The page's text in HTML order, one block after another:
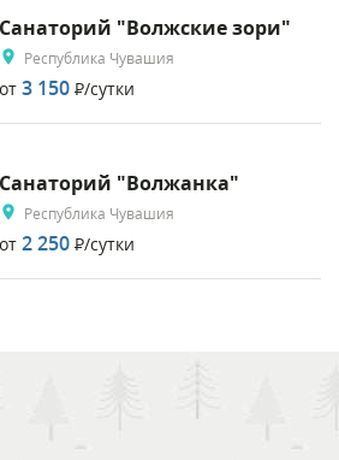
Санаторий "Волжские зори"
Республика Чувашия
от 3 150 Р/сутки
Санаторий "Волжанка"
Республика Чувашия
от 2 250 Р/сутки